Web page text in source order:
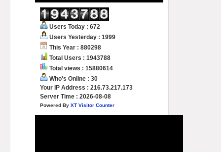
Users Today : 672
Users Yesterday : 1999
This Year : 880298
Total Users : 1943788
Total views : 15880614
Who's Online : 30
Your IP Address : 216.73.217.173
Server Time : 2026-08-08
Powered By XT Visitor Counter